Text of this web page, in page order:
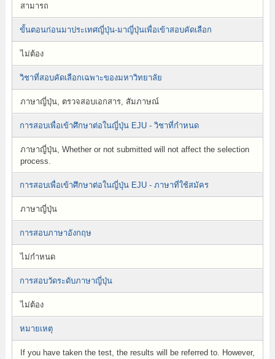
สามารถ
ขั้นตอนก่อนมาประเทศญี่ปุ่น-มาญี่ปุ่นเพื่อเข้าสอบคัดเลือก
ไม่ต้อง
วิชาที่สอบคัดเลือกเฉพาะของมหาวิทยาลัย
ภาษาญี่ปุ่น, ตรวจสอบเอกสาร, สัมภาษณ์
การสอบเพื่อเข้าศึกษาต่อในญี่ปุ่น EJU - วิชาที่กำหนด
ภาษาญี่ปุ่น, Whether or not submitted will not affect the selection
process.
การสอบเพื่อเข้าศึกษาต่อในญี่ปุ่น EJU - ภาษาที่ใช้สมัคร
ภาษาญี่ปุ่น
การสอบภาษาอังกฤษ
ไม่กำหนด
การสอบวัดระดับภาษาญี่ปุ่น
ไม่ต้อง
หมายเหตุ
If you have taken the test, the results will be referred to. However,